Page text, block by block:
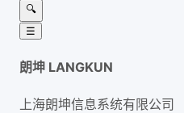
🔍
☰
朗坤 LANGKUN
上海朗坤信息系统有限公司